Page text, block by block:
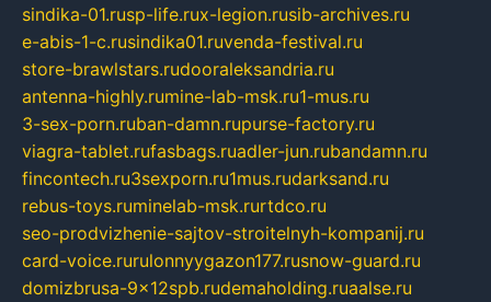
sindika-01.rusp-life.rux-legion.rusib-archives.ru
e-abis-1-c.rusindika01.ruvenda-festival.ru
store-brawlstars.rudooraleksandria.ru
antenna-highly.rumine-lab-msk.ru1-mus.ru
3-sex-porn.ruban-damn.rupurse-factory.ru
viagra-tablet.rufasbags.ruadler-jun.rubandamn.ru
fincontech.ru3sexporn.ru1mus.rudarksand.ru
rebus-toys.ruminelab-msk.rurtdco.ru
seo-prodvizhenie-sajtov-stroitelnyh-kompanij.ru
card-voice.rurulonnyygazon177.rusnow-guard.ru
domizbrusa-9x12spb.rudemaholding.ruaalse.ru